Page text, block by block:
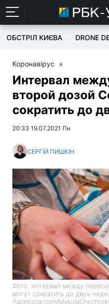
ОБСТРІЛ КИЄВА DRONE
Коронавірус »
Интервал
второй дозой
сократить до
20:33 19.07.2021 Пн
СЕРГІЙ ПИШКІН
Фото: интервал между
могут сократить до двух
(facebook.com/